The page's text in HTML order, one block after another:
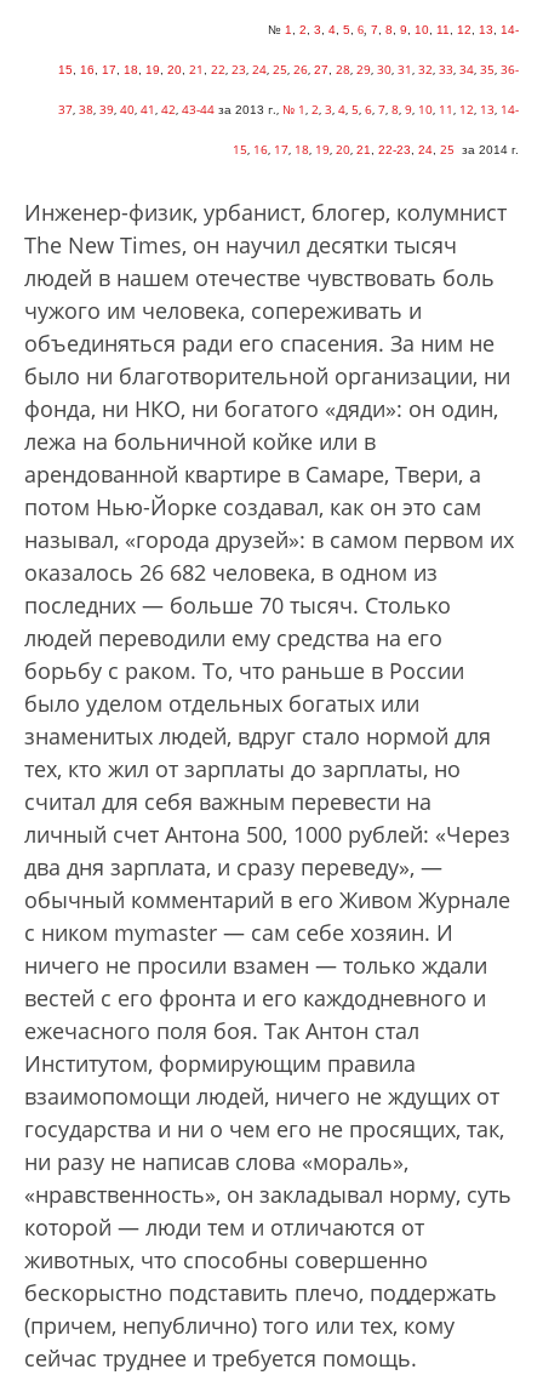
№ 1, 2, 3, 4, 5, 6, 7, 8, 9, 10, 11, 12, 13, 14-
15, 16, 17, 18, 19, 20, 21 , 22, 23, 24, 25, 26, 27, 28, 29, 30, 31, 32, 33, 34, 35, 36-
37, 38, 39, 40, 41, 42, 43-44 за 2013 г., № 1, 2, 3, 4, 5, 6, 7, 8, 9, 10, 11, 12, 13, 14-
15, 16, 17, 18, 19, 20, 21, 22-23, 24, 25 за 2014 г.
Инженер-физик, урбанист, блогер, колумнист
The New Times, он научил десятки тысяч
людей в нашем отечестве чувствовать боль
чужого им человека, сопереживать и
объединяться ради его спасения. За ним не
было ни благотворительной организации, ни
фонда, ни НКО, ни богатого «дяди»: он один,
лежа на больничной койке или в
арендованной квартире в Самаре, Твери, а
потом Нью-Йорке создавал, как он это сам
называл, «города друзей»: в самом первом их
оказалось 26 682 человека, в одном из
последних — больше 70 тысяч. Столько
людей переводили ему средства на его
борьбу с раком. То, что раньше в России
было уделом отдельных богатых или
знаменитых людей, вдруг стало нормой для
тех, кто жил от зарплаты до зарплаты, но
считал для себя важным перевести на
личный счет Антона 500, 1000 рублей: «Через
два дня зарплата, и сразу переведу», —
обычный комментарий в его Живом Журнале
с ником mymaster — сам себе хозяин. И
ничего не просили взамен — только ждали
вестей с его фронта и его каждодневного и
ежечасного поля боя. Так Антон стал
Институтом, формирующим правила
взаимопомощи людей, ничего не ждущих от
государства и ни о чем его не просящих, так,
ни разу не написав слова «мораль»,
«нравственность», он закладывал норму, суть
которой — люди тем и отличаются от
животных, что способны совершенно
бескорыстно подставить плечо, поддержать
(причем, непублично) того или тех, кому
сейчас труднее и требуется помощь.